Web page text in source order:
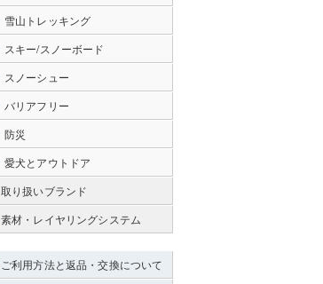
雪山トレッキング
スキー/スノーボード
スノーシュー
バリアフリー
防災
愛犬とアウトドア
取り扱いブランド
素材・レイヤリングシステム
ご利用方法と返品・交換について